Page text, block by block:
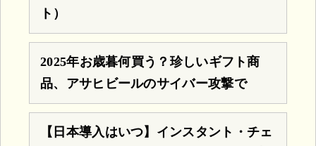
ト）
2025年お歳暮何買う？珍しいギフト商
品、アサヒビールのサイバー攻撃で
【日本導入はいつ】インスタント・チェ